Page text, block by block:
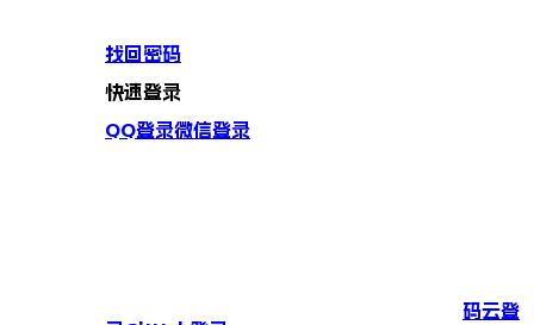
找回密码
快速登录
QQ登录微信登录
码云登